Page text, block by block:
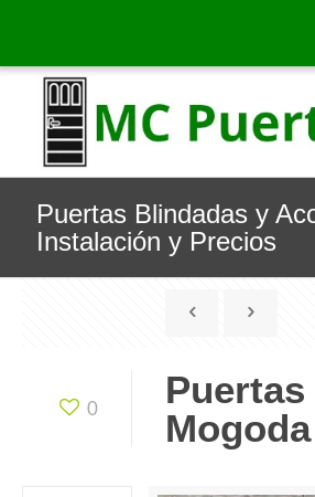
Puertas Blindadas y
Instalación y Precios
0